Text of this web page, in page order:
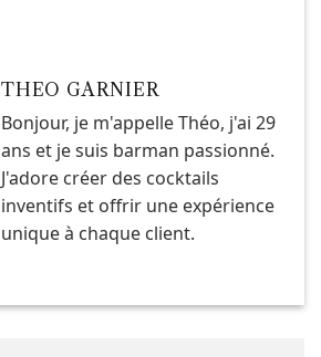
THEO GARNIER
Bonjour, je m'appelle Théo, j'ai 29
ans et je suis barman passionné.
J'adore créer des cocktails
inventifs et offrir une expérience
unique à chaque client.